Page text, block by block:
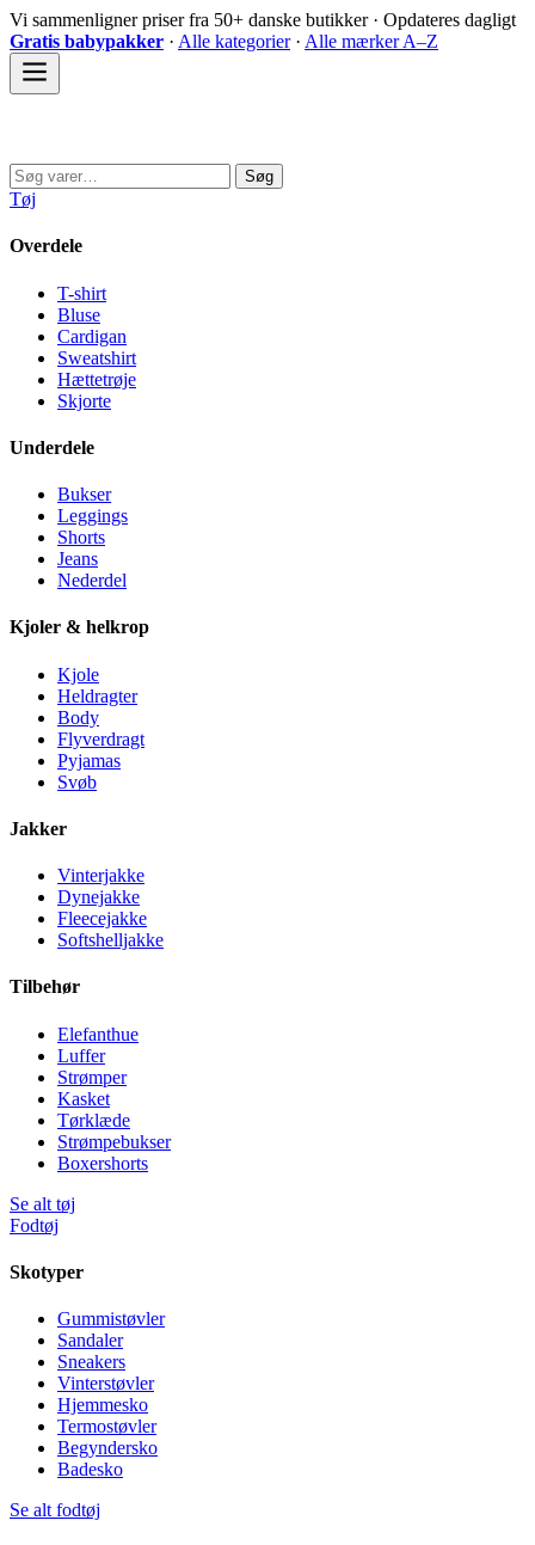
Spring
til
indhold
Vi sammenligner priser fra 50+ danske butikker · Opdateres dagligt
Gratis babypakker · Alle kategorier· Alle mærker A–Z
Søg
efter:
Søg
Tøj
Overdele
T-shirt
Bluse
Cardigan
Sweatshirt
Hættetrøje
Skjorte
Underdele
Bukser
Leggings
Shorts
Jeans
Nederdel
Kjoler & helkrop
Kjole
Heldragter
Body
Flyverdragt
Pyjamas
Svøb
Jakker
Vinterjakke
Dynejakke
Fleecejakke
Softshelljakke
Tilbehør
Elefanthue
Luffer
Strømper
Kasket
Tørklæde
Strømpebukser
Boxershorts
Se alt tøj
Fodtøj
Skotyper
Gummistøvler
Sandaler
Sneakers
Vinterstøvler
Hjemmesko
Termostøvler
Begyndersko
Badesko
Se alt fodtøj